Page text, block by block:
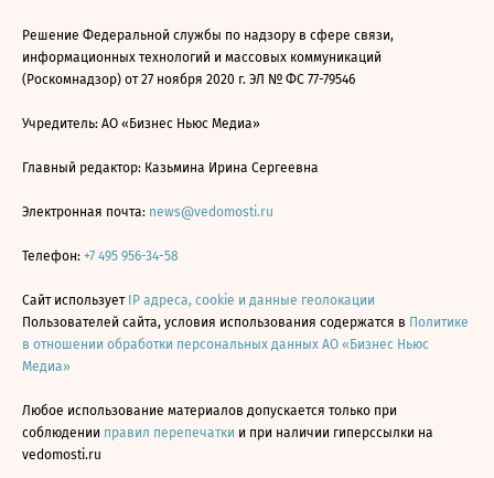
Решение Федеральной службы по надзору в сфере связи,
информационных технологий и массовых коммуникаций
(Роскомнадзор) от 27 ноября 2020 г. ЭЛ № ФС 77-79546
Учредитель: АО «Бизнес Ньюс Медиа»
Главный редактор: Казьмина Ирина Сергеевна
Электронная почта: news@vedomosti.ru
Телефон: +7 495 956-34-58
Сайт использует IP адреса, cookie и данные геолокации
Пользователей сайта, условия использования содержатся в Политике
в отношении обработки персональных данных АО «Бизнес Ньюс
Медиа»
Любое использование материалов допускается только при
соблюдении правил перепечатки и при наличии гиперссылки на
vedomosti.ru